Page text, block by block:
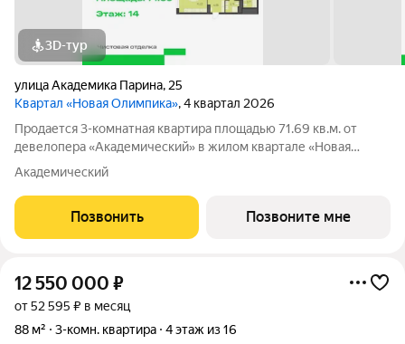
3D-тур
улица Академика Парина, 25
Квартал «Новая Олимпика», 4 квартал 2026
Продается 3-комнатная квартира площадью 71.69 кв.м. от
девелопера «Академический» в жилом квартале «Новая
Олимпика». Срок сдачи дома в 2027 году. Дома отличает
расположение - Преображенский парк под окнами. Если вы
мечтали жить, наслаждаясь чистым
Академический
Позвонить Позвоните мне
12 550 000 ₽
от 52 595 ₽ в месяц
88 м²
3-комн. квартира 4 этаж из 16